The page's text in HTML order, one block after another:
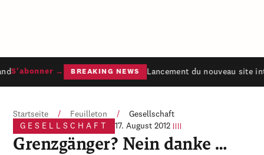
S'abonner → BREAKING NEWS Lancement du nouveau site
Startseite / Feuilleton /
Gesellschaft
GESELLSCHAFT
17. August 2012
Grenzgänger? Nein danke …